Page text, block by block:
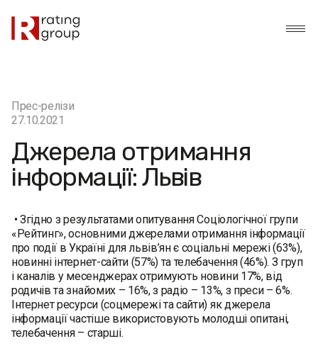
Прес-релізи
27.10.2021
Джерела отримання
інформації: Львів
• Згідно з результатами опитування Соціологічної групи
«Рейтинг», основними джерелами отримання інформації
про події в Україні для львів’ян є соціальні мережі (63%),
новинні інтернет-сайти (57%) та телебачення (46%). З груп
і каналів у месенджерах отримують новини 17%, від
родичів та знайомих – 16%, з радіо – 13%, з преси – 6%.
Інтернет ресурси (соцмережі та сайти) як джерела
інформації частіше використовують молодші опитані,
телебачення – старші.